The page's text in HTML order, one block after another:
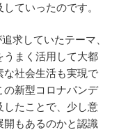
ていったのです。
求していたテーマ、
うまく活用して大都
な社会生活も実現で
の新型コロナパンデ
したことで、少し意
開もあるのかと認識